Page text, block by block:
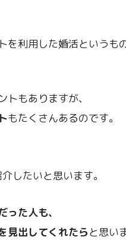
を利用した婚活というも
もありますが、
もたくさんあるのです。
したいと思います。
た人も、
見出してくれたらと思い